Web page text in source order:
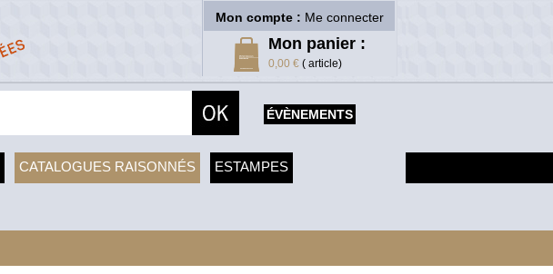
Mon compte : Me connecter
Mon panier :
0,00 € ( article)
ÉVÈNEMENTS
CATALOGUES RAISONNÉS ESTAMPES